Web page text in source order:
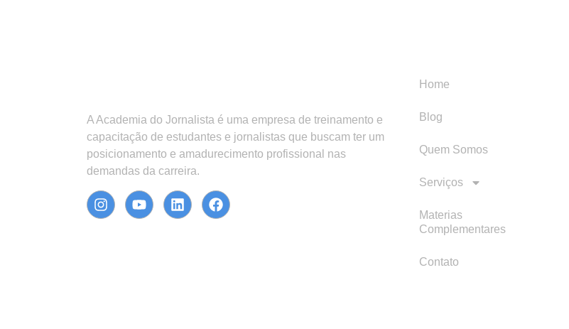
A Academia do Jornalista é uma empresa de treinamento e
capacitação de estudantes e jornalistas que buscam ter um
posicionamento e amadurecimento profissional nas
demandas da carreira.
Home
Blog
Quem Somos
Serviços
Materias
Complementares
Contato